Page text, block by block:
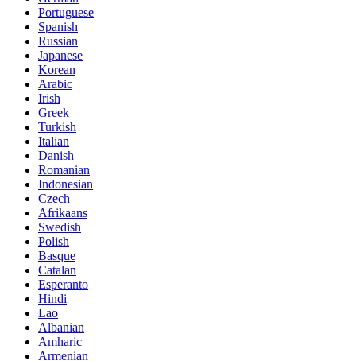
Portuguese
Spanish
Russian
Japanese
Korean
Arabic
Irish
Greek
Turkish
Italian
Danish
Romanian
Indonesian
Czech
Afrikaans
Swedish
Polish
Basque
Catalan
Esperanto
Hindi
Lao
Albanian
Amharic
Armenian